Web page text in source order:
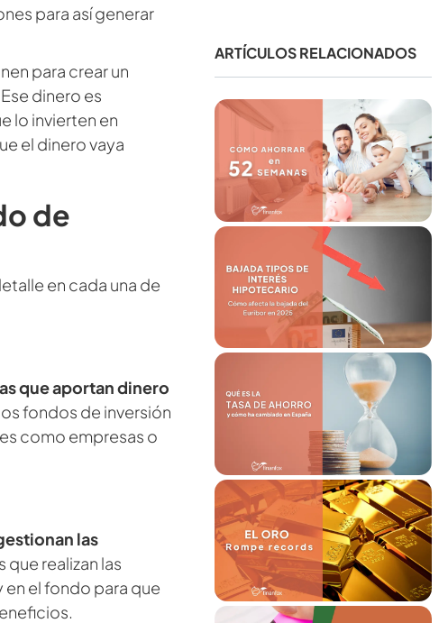
para así generar
para crear un
dinero es
lo invierten en
el dinero vaya
de
en cada una de
que aportan dinero
fondos de inversión
como empresas o
las
que realizan las
el fondo para que
ARTÍCULOS RELACIONADOS